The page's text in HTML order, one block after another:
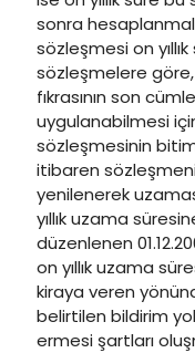
sonra
sözleşmesi on
sözleşmelere göre,
fıkrasının son
uygulanabilmesi
sözleşmesinin
itibaren
yenilenerek
yıllık uzama
düzenlenen
on yıllık uzama
kiraya veren
belirtilen bildirim
ermesi şartları